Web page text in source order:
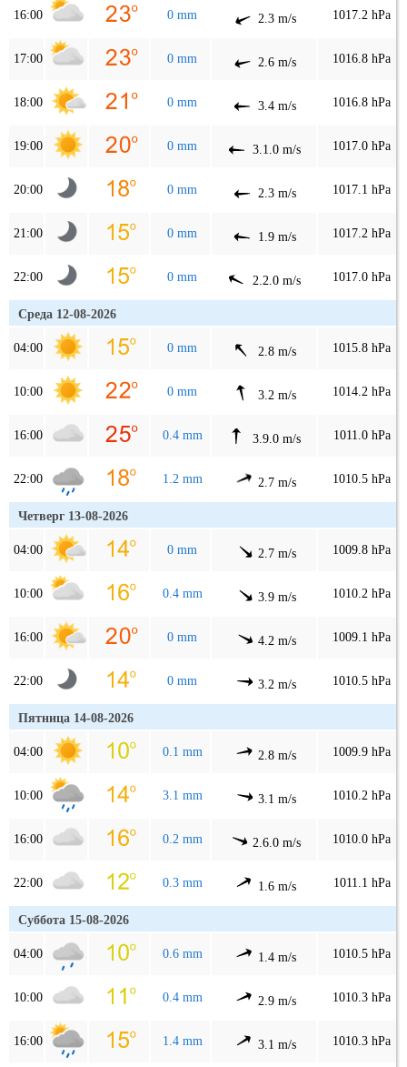
16:00 0 mm 2.3 m/s 1017.2 hPa
17:00 0 mm 2.6 m/s 1016.8 hPa
18:00 0 mm 3.4 m/s 1016.8 hPa
19:00 0 mm 3.1.0 m/s 1017.0 hPa
20:00 0 mm 2.3 m/s 1017.1 hPa
21:00 0 mm 1.9 m/s 1017.2 hPa
22:00 0 mm 2.2.0 m/s 1017.0 hPa
Среда 12-08-2026
04:00 0 mm 2.8 m/s 1015.8 hPa
10:00 0 mm 3.2 m/s 1014.2 hPa
16:00 0.4 mm 3.9.0 m/s 1011.0 hPa
22:00 1.2 mm 2.7 m/s 1010.5 hPa
Четверг 13-08-2026
04:00 0 mm 2.7 m/s 1009.8 hPa
10:00 0.4 mm 3.9 m/s 1010.2 hPa
16:00 0 mm 4.2 m/s 1009.1 hPa
22:00 0 mm 3.2 m/s 1010.5 hPa
Пятница 14-08-2026
04:00 0.1 mm 2.8 m/s 1009.9 hPa
10:00 3.1 mm 3.1 m/s 1010.2 hPa
16:00 0.2 mm 2.6.0 m/s 1010.0 hPa
22:00 0.3 mm 1.6 m/s 1011.1 hPa
Суббота 15-08-2026
04:00 0.6 mm 1.4 m/s 1010.5 hPa
10:00 0.4 mm 2.9 m/s 1010.3 hPa
16:00 1.4 mm 3.1 m/s 1010.3 hPa